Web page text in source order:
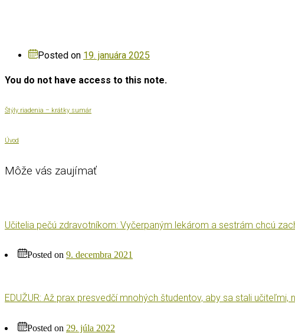
Posted on 19. januára 2025
You do not have access to this note.
Štýly riadenia – krátky sumár
Úvod
Môže vás zaujímať
Učitelia pečú zdravotníkom: Vyčerpaným lekárom a sestrám chcú
Posted on 9. decembra 2021
EDUŽUR: Až prax presvedčí mnohých študentov, aby sa stali
Posted on 29. júla 2022